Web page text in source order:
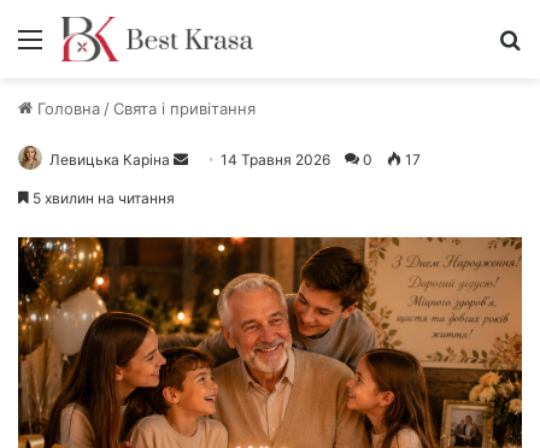
Меню
Головна /Свята і привітання
Левицька Каріна
і
ш
л
і
т
е
14 Травня 2026 0 17
5 хвилин на читання